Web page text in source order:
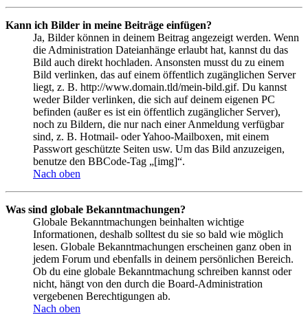
Kann ich Bilder in meine Beiträge einfügen?
Ja, Bilder können in deinem Beitrag angezeigt werden. Wenn
die Administration Dateianhänge erlaubt hat, kannst du das
Bild auch direkt hochladen. Ansonsten musst du zu einem
Bild verlinken, das auf einem öffentlich zugänglichen Server
liegt, z. B. http://www.domain.tld/mein-bild.gif. Du kannst
weder Bilder verlinken, die sich auf deinem eigenen PC
befinden (außer es ist ein öffentlich zugänglicher Server),
noch zu Bildern, die nur nach einer Anmeldung verfügbar
sind, z. B. Hotmail- oder Yahoo-Mailboxen, mit einem
Passwort geschützte Seiten usw. Um das Bild anzuzeigen,
benutze den BBCode-Tag „[img]“.
Nach oben
Was sind globale Bekanntmachungen?
Globale Bekanntmachungen beinhalten wichtige
Informationen, deshalb solltest du sie so bald wie möglich
lesen. Globale Bekanntmachungen erscheinen ganz oben in
jedem Forum und ebenfalls in deinem persönlichen Bereich.
Ob du eine globale Bekanntmachung schreiben kannst oder
nicht, hängt von den durch die Board-Administration
vergebenen Berechtigungen ab.
Nach oben